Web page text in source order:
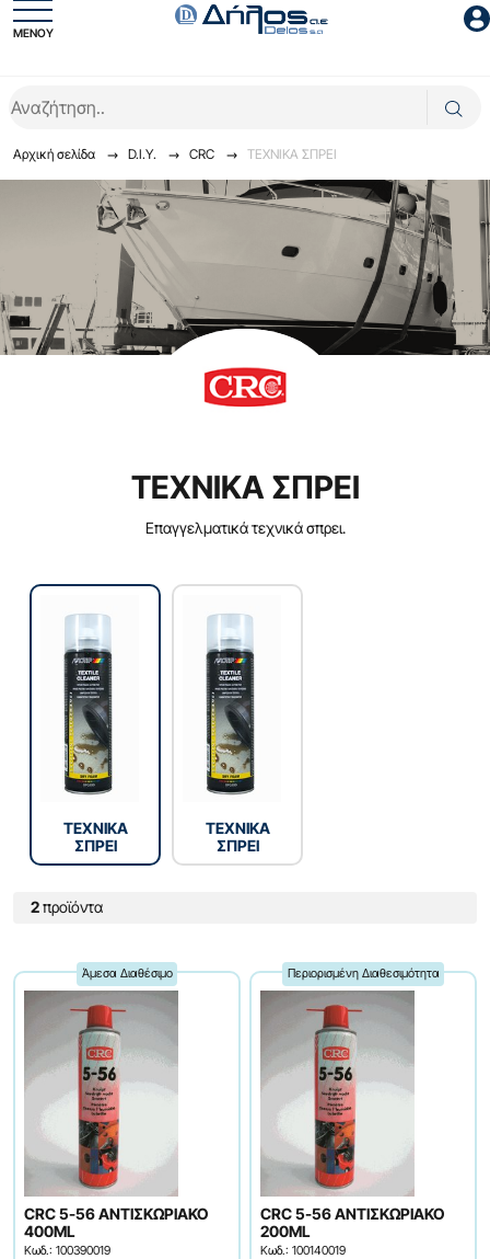
ΜΕΝΟΥ
Είσοδος
Ξέχασες το password;
Αρχική σελίδα D.I.Y. CRC ΤΕΧΝΙΚΑ ΣΠΡΕΙ
ΤΕΧΝΙΚΑ ΣΠΡΕΙ
Επαγγελματικά τεχνικά σπρει.
ΤΕΧΝΙΚΑ
ΣΠΡΕΙ
ΤΕΧΝΙΚΑ
ΣΠΡΕΙ
2προϊόντα
Άμεσα Διαθέσιμο
CRC 5-56 ΑΝΤΙΣΚΩΡΙΑΚΟ
400ML
Κωδ.: 100390019
Περιορισμένη Διαθεσιμότητα
CRC 5-56 ΑΝΤΙΣΚΩΡΙΑΚΟ
200ML
Κωδ.: 100140019